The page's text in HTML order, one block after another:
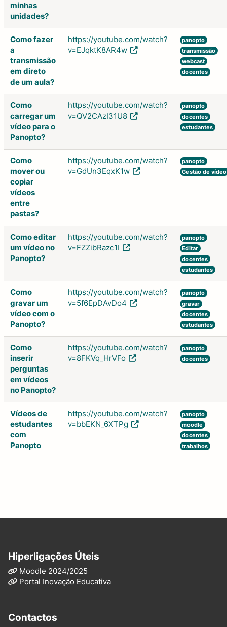
minhas
unidades?
Como fazer
a
transmissão
em direto
de um aula?
https://youtube.com/watch?
v=EJqktK8AR4w
panopto
transmissão
webcast
docentes
Como
carregar um
vídeo para o
Panopto?
https://youtube.com/watch?
v=QV2CAzI31U8
panopto
docentes
estudantes
Como
mover ou
copiar
vídeos
entre
pastas?
https://youtube.com/watch?
v=GdUn3EqxK1w
panopto
Gestão de vídeo
Como editar
um vídeo no
Panopto?
https://youtube.com/watch?
v=FZZibRazc1I
panopto
Editar
docentes
estudantes
Como
gravar um
vídeo com o
Panopto?
https://youtube.com/watch?
v=5f6EpDAvDo4
panopto
gravar
docentes
estudantes
Como
inserir
perguntas
em vídeos
no Panopto?
https://youtube.com/watch?
v=8FKVq_HrVFo
panopto
docentes
Vídeos de
estudantes
com
Panopto
https://youtube.com/watch?
v=bbEKN_6XTPg
panopto
moodle
docentes
trabalhos
Hiperligações Úteis
Moodle 2024/2025
Portal Inovação Educativa
Contactos